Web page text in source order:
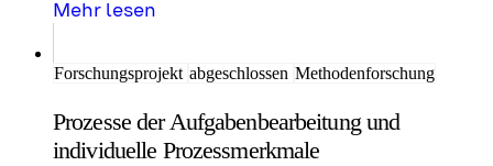
Mehr lesen
Forschungsprojekt abgeschlossen Methodenforschung
Prozesse der Aufgabenbearbeitung und
individuelle Prozessmerkmale